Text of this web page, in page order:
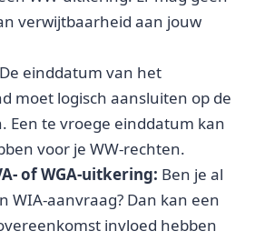
verwijtbaarheid aan jouw
De einddatum van het
moet logisch aansluiten op de
Een te vroege einddatum kan
voor je WW-rechten.
of WGA-uitkering: Ben je al
WIA-aanvraag? Dan kan een
invloed hebben